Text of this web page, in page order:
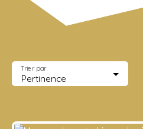
Pertinence
Trier par